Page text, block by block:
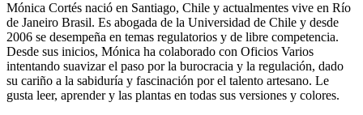
Mónica Cortés nació en Santiago, Chile y actualmentes vive en Río
de Janeiro Brasil. Es abogada de la Universidad de Chile y desde
2006 se desempeña en temas regulatorios y de libre competencia.
Desde sus inicios, Mónica ha colaborado con Oficios Varios
intentando suavizar el paso por la burocracia y la regulación, dado
su cariño a la sabiduría y fascinación por el talento artesano. Le
gusta leer, aprender y las plantas en todas sus versiones y colores.